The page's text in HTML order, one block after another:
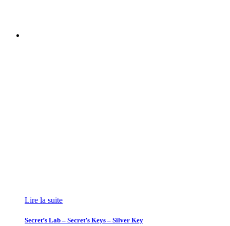
Lire la suite
Secret’s Lab – Secret’s Keys – Silver Key